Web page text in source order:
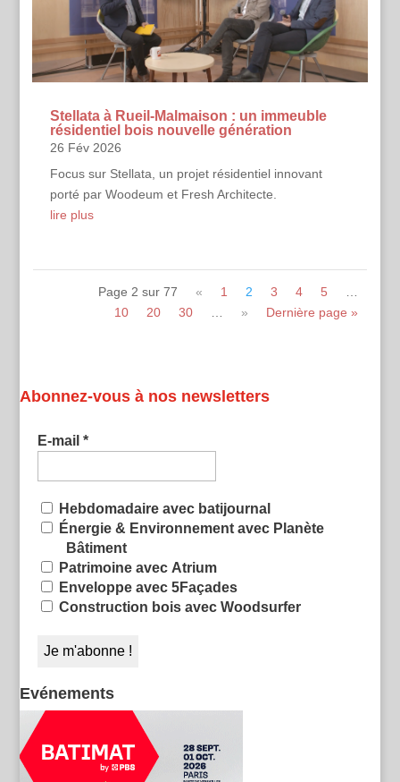
Stellata à Rueil-Malmaison : un immeuble
résidentiel bois nouvelle génération
26 Fév 2026
Focus sur Stellata, un projet résidentiel innovant
porté par Woodeum et Fresh Architecte.
lire plus
Page 2 sur 77 « 1 2 3 4 5
10
20 30 » Dernière page »
Abonnez-vous à nos newsletters
E-mail*
Hebdomadaire avec batijournal
Énergie & Environnement avec Planète
Bâtiment
Patrimoine avec Atrium
Enveloppe avec 5Façades
Construction bois avec Woodsurfer
Evénements